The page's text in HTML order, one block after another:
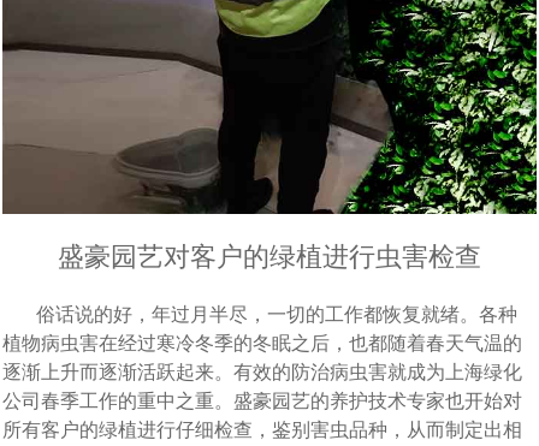
盛豪园艺对客户的绿植进行虫害检查
俗话说的好，年过月半尽，一切的工作都恢复就绪。各种
植物病虫害在经过寒冷冬季的冬眠之后，也都随着春天气温的
逐渐上升而逐渐活跃起来。有效的防治病虫害就成为上海绿化
公司春季工作的重中之重。盛豪园艺的养护技术专家也开始对
所有客户的绿植进行仔细检查，鉴别害虫品种，从而制定出相